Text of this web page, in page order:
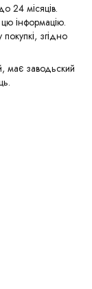
24 місяців.
цю інформацію.
згідно
має заводьский